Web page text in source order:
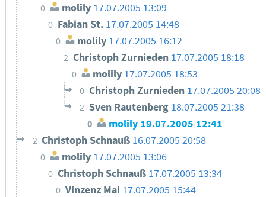
0 molily 17.07.2005 13:09
0 Fabian St. 17.07.2005 14:48
0 molily 17.07.2005 16:12
2 Christoph Zurnieden 17.07.2005 18:18
0 molily 17.07.2005 18:53
0 Christoph Zurnieden 17.07.2005 20:08
2 Sven Rautenberg 18.07.2005 21:38
0 molily 19.07.2005 12:41
2 Christoph Schnauß 16.07.2005 20:58
0 molily 17.07.2005 13:06
0 Christoph Schnauß 17.07.2005 13:34
0 Vinzenz Mai 17.07.2005 15:44